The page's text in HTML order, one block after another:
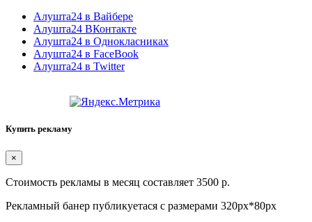
Алушта24 в Вайбере
Алушта24 ВКонтакте
Алушта24 в Однокласниках
Алушта24 в FaceBook
Алушта24 в Twitter
Купить рекламу
×
Стоимость рекламы в месяц составляет 3500 р.
Рекламный банер публикуетася с размерами 320px*80px